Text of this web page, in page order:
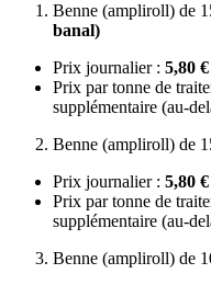
Benne (ampliroll) de
banal)
Prix journalier : 5,80
Prix par tonne de
supplémentaire (au-
Benne (ampliroll) de
Prix journalier : 5,80
Prix par tonne de
supplémentaire (au-
Benne (ampliroll) de